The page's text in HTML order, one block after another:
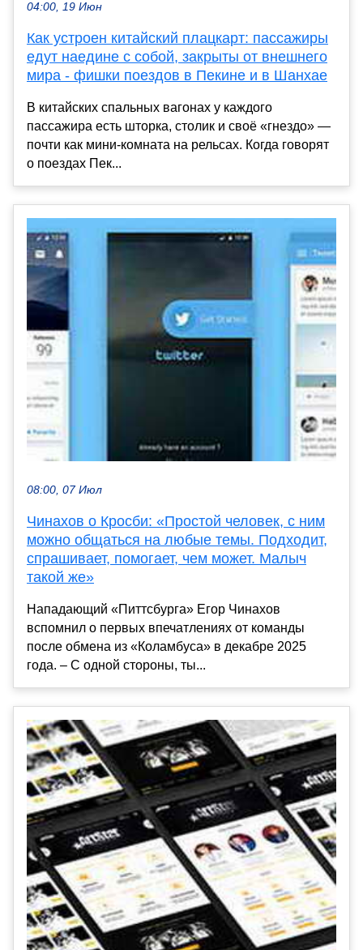
04:00, 19 Июн
Как устроен китайский плацкарт: пассажиры
едут наедине с собой, закрыты от внешнего
мира - фишки поездов в Пекине и в Шанхае
В китайских спальных вагонах у каждого
пассажира есть шторка, столик и своё «гнездо» —
почти как мини-комната на рельсах. Когда говорят
о поездах Пек...
08:00, 07 Июл
Чинахов о Кросби: «Простой человек, с ним
можно общаться на любые темы. Подходит,
спрашивает, помогает, чем может. Малыч
такой же»
Нападающий «Питтсбурга» Егор Чинахов
вспомнил о первых впечатлениях от команды
после обмена из «Коламбуса» в декабре 2025
года. – С одной стороны, ты...